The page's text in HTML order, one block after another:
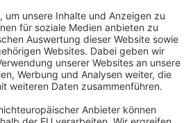
geltend gemacht werden
Deutschland, Senatsverwaltung für
976/2
DE 114236103
Als gemeinnützige Körperschaft befreit